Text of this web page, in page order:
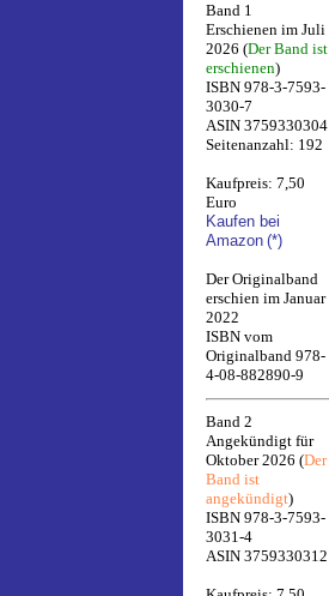
Band 1
Erschienen im Juli
2026 (Der Band ist
erschienen)
ISBN 978-3-7593-
3030-7
ASIN 3759330304
Seitenanzahl: 192
Kaufpreis: 7,50
Euro
Kaufen bei
Amazon (*)
Der Originalband
erschien im Januar
2022
ISBN vom
Originalband 978-
4-08-882890-9
Band 2
Angekündigt für
Oktober 2026 (Der
Band ist
angekündigt)
ISBN 978-3-7593-
3031-4
ASIN 3759330312